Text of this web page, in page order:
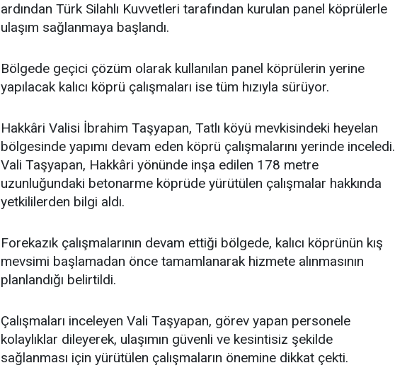
ardından Türk Silahlı Kuvvetleri tarafından kurulan panel köprülerle
ulaşım sağlanmaya başlandı.
Bölgede geçici çözüm olarak kullanılan panel köprülerin yerine
yapılacak kalıcı köprü çalışmaları ise tüm hızıyla sürüyor.
Hakkâri Valisi İbrahim Taşyapan, Tatlı köyü mevkisindeki heyelan
bölgesinde yapımı devam eden köprü çalışmalarını yerinde inceledi.
Vali Taşyapan, Hakkâri yönünde inşa edilen 178 metre
uzunluğundaki betonarme köprüde yürütülen çalışmalar hakkında
yetkililerden bilgi aldı.
Forekazık çalışmalarının devam ettiği bölgede, kalıcı köprünün kış
mevsimi başlamadan önce tamamlanarak hizmete alınmasının
planlandığı belirtildi.
Çalışmaları inceleyen Vali Taşyapan, görev yapan personele
kolaylıklar dileyerek, ulaşımın güvenli ve kesintisiz şekilde
sağlanması için yürütülen çalışmaların önemine dikkat çekti.